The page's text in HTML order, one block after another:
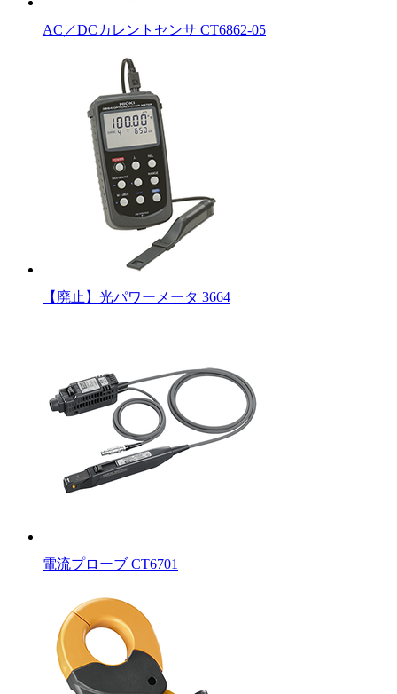
AC／DCカレントセンサ CT6862-05
【廃止】光パワーメータ 3664
電流プローブ CT6701